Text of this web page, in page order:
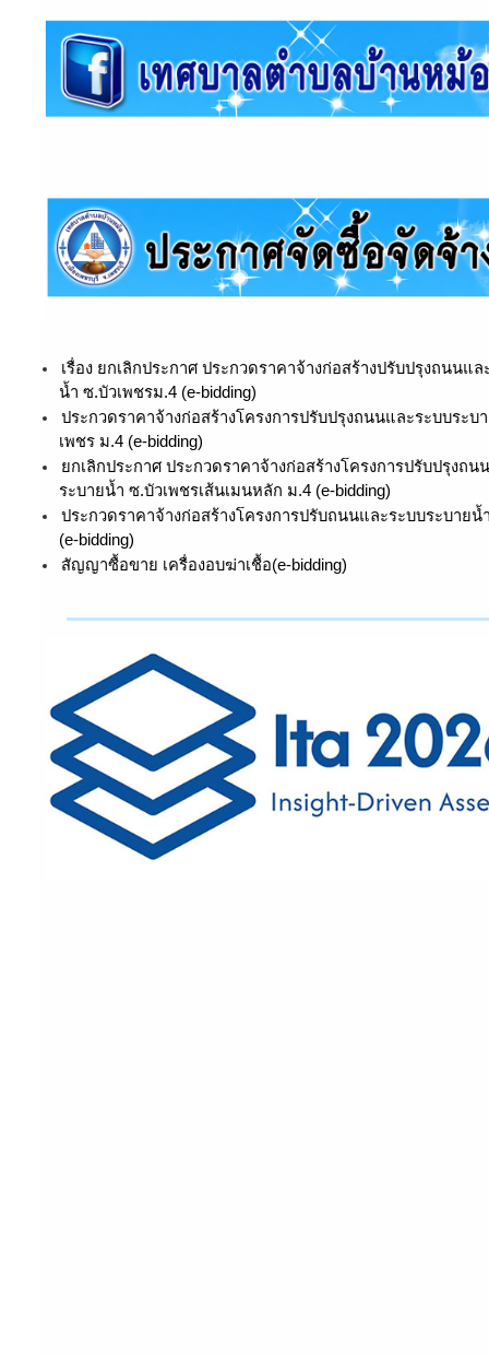
เรื่อง ยกเลิกประกาศ ประกวดราคาจ้างก่อสร้างปรับปรุงถนนแล
น้ำ ซ.บัวเพชรม.4 (e-bidding)
ประกวดราคาจ้างก่อสร้างโครงการปรับปรุงถนนและระบบระบ
เพชร ม.4 (e-bidding)
ยกเลิกประกาศ ประกวดราคาจ้างก่อสร้างโครงการปรับปรุงถน
ระบายน้ำ ซ.บัวเพชรเส้นเมนหลัก ม.4 (e-bidding)
ประกวดราคาจ้างก่อสร้างโครงการปรับถนนและระบบระบายน้
(e-bidding)
สัญญาซื้อขาย เครื่องอบฆ่าเชื้อ(e-bidding)